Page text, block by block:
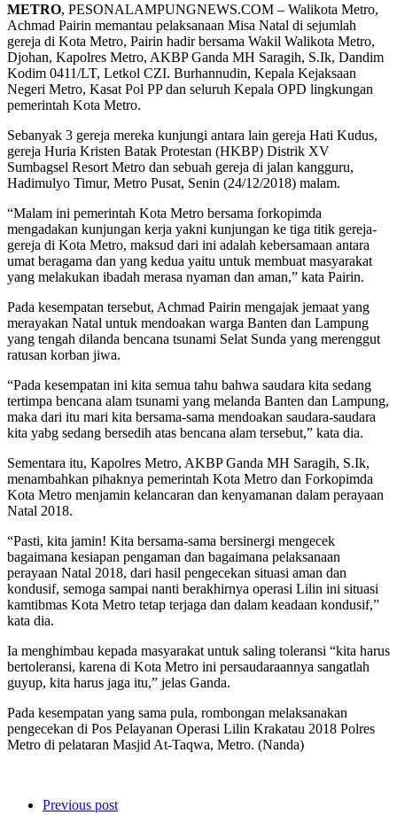
METRO, PESONALAMPUNGNEWS.COM – Walikota Metro,
Achmad Pairin memantau pelaksanaan Misa Natal di sejumlah
gereja di Kota Metro, Pairin hadir bersama Wakil Walikota Metro,
Djohan, Kapolres Metro, AKBP Ganda MH Saragih, S.Ik, Dandim
Kodim 0411/LT, Letkol CZI. Burhannudin, Kepala Kejaksaan
Negeri Metro, Kasat Pol PP dan seluruh Kepala OPD lingkungan
pemerintah Kota Metro.
Sebanyak 3 gereja mereka kunjungi antara lain gereja Hati Kudus,
gereja Huria Kristen Batak Protestan (HKBP) Distrik XV
Sumbagsel Resort Metro dan sebuah gereja di jalan kangguru,
Hadimulyo Timur, Metro Pusat, Senin (24/12/2018) malam.
“Malam ini pemerintah Kota Metro bersama forkopimda
mengadakan kunjungan kerja yakni kunjungan ke tiga titik gereja-
gereja di Kota Metro, maksud dari ini adalah kebersamaan antara
umat beragama dan yang kedua yaitu untuk membuat masyarakat
yang melakukan ibadah merasa nyaman dan aman,” kata Pairin.
Pada kesempatan tersebut, Achmad Pairin mengajak jemaat yang
merayakan Natal untuk mendoakan warga Banten dan Lampung
yang tengah dilanda bencana tsunami Selat Sunda yang merenggut
ratusan korban jiwa.
“Pada kesempatan ini kita semua tahu bahwa saudara kita sedang
tertimpa bencana alam tsunami yang melanda Banten dan Lampung,
maka dari itu mari kita bersama-sama mendoakan saudara-saudara
kita yabg sedang bersedih atas bencana alam tersebut,” kata dia.
Sementara itu, Kapolres Metro, AKBP Ganda MH Saragih, S.Ik,
menambahkan pihaknya pemerintah Kota Metro dan Forkopimda
Kota Metro menjamin kelancaran dan kenyamanan dalam perayaan
Natal 2018.
“Pasti, kita jamin! Kita bersama-sama bersinergi mengecek
bagaimana kesiapan pengaman dan bagaimana pelaksanaan
perayaan Natal 2018, dari hasil pengecekan situasi aman dan
kondusif, semoga sampai nanti berakhirnya operasi Lilin ini situasi
kamtibmas Kota Metro tetap terjaga dan dalam keadaan kondusif,”
kata dia.
Ia menghimbau kepada masyarakat untuk saling toleransi “kita harus
bertoleransi, karena di Kota Metro ini persaudaraannya sangatlah
guyup, kita harus jaga itu,” jelas Ganda.
Pada kesempatan yang sama pula, rombongan melaksanakan
pengecekan di Pos Pelayanan Operasi Lilin Krakatau 2018 Polres
Metro di pelataran Masjid At-Taqwa, Metro. (Nanda)
Previous post